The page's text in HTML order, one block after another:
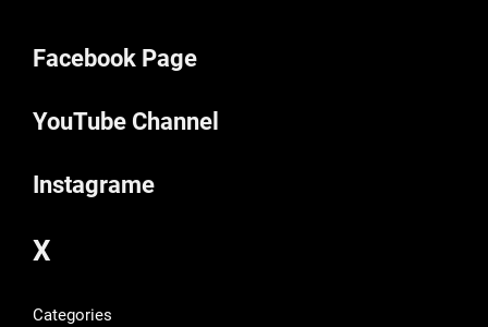
Facebook Page
YouTube Channel
Instagrame
X
Categories